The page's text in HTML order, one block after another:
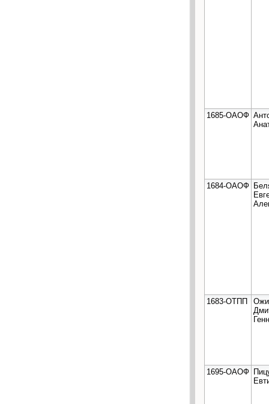
1685-ОАОФ
1684-ОАОФ
1683-ОТПП
1695-ОАОФ